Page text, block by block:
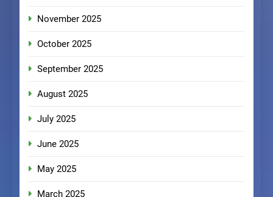
November 2025
October 2025
September 2025
August 2025
July 2025
June 2025
May 2025
March 2025